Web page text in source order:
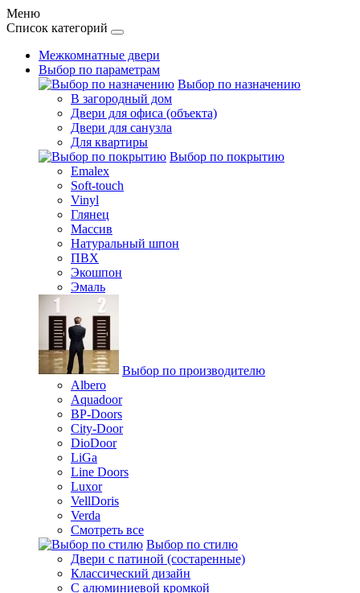
Меню
Список категорий
Межкомнатные двери
Выбор по параметрам
Выбор по назначению
В загородный дом
Двери для офиса (объекта)
Двери для санузла
Для квартиры
Выбор по покрытию
Emalex
Soft-touch
Vinyl
Глянец
Массив
Натуральный шпон
ПВХ
Экошпон
Эмаль
Выбор по производителю
Albero
Aquadoor
BP-Doors
City-Door
DioDoor
LiGa
Line Doors
Luxor
VellDoris
Verda
Смотреть все
Выбор по стилю
Двери с патиной (состаренные)
Классический дизайн
С алюминиевой кромкой